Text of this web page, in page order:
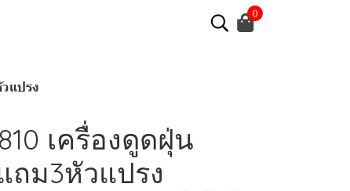
0
แปรง
เครื่องดูดฝุ่น
ม3หัวแปรง